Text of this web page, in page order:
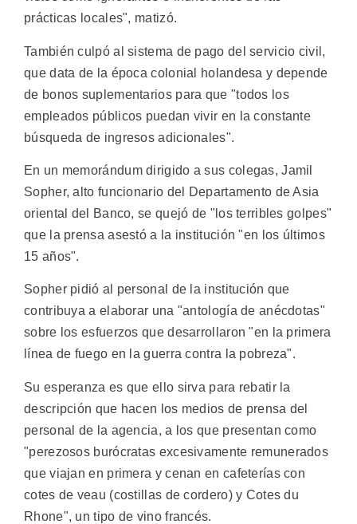
prácticas locales", matizó.
También culpó al sistema de pago del servicio civil,
que data de la época colonial holandesa y depende
de bonos suplementarios para que "todos los
empleados públicos puedan vivir en la constante
búsqueda de ingresos adicionales".
En un memorándum dirigido a sus colegas, Jamil
Sopher, alto funcionario del Departamento de Asia
oriental del Banco, se quejó de "los terribles golpes"
que la prensa asestó a la institución "en los últimos
15 años".
Sopher pidió al personal de la institución que
contribuya a elaborar una "antología de anécdotas"
sobre los esfuerzos que desarrollaron "en la primera
línea de fuego en la guerra contra la pobreza".
Su esperanza es que ello sirva para rebatir la
descripción que hacen los medios de prensa del
personal de la agencia, a los que presentan como
"perezosos burócratas excesivamente remunerados
que viajan en primera y cenan en cafeterías con
cotes de veau (costillas de cordero) y Cotes du
Rhone", un tipo de vino francés.